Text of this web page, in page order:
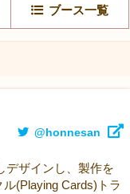
ブース一覧
@honnesan
デザインし、製作を
(Playing Cards)トラ